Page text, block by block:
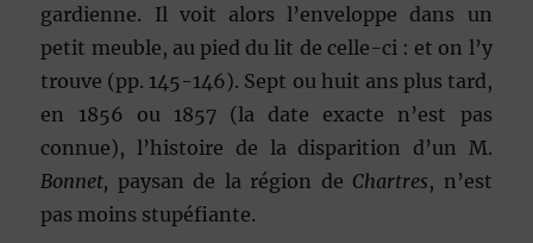
gardienne. Il voit alors l’enveloppe dans un
petit meuble, au pied du lit de celle-ci : et on l’y
trouve (pp. 145-146). Sept ou huit ans plus tard,
en 1856 ou 1857 (la date exacte n’est pas
connue), l’histoire de la disparition d’un M.
Bonnet, paysan de la région de Chartres, n’est
pas moins stupéfiante.